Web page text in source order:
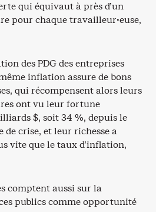
qui équivaut à près d’un
pour chaque travailleur·euse,
des PDG des entreprises
inflation assure de bons
qui récompensent alors leurs
ont vu leur fortune
$, soit 34 %, depuis le
de crise, et leur richesse a
vite que le taux d’inflation,
comptent aussi sur la
publics comme opportunité